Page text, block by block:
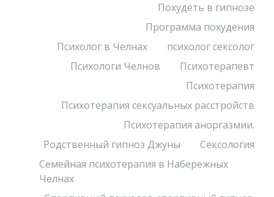
Похудеть в гипнозе
Программа похудения
Психолог в Челнах
психолог сексолог
Психологи Челнов
Психотерапевт
Психотерапия
Психотерапия сексуальных расстройств
Психотерапия аноргазмии.
Родственный гипноз Джуны
Сексология
Семейная психотерапия в Набережных
Челнах